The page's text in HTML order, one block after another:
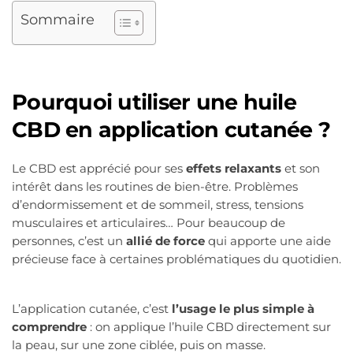
Sommaire
Pourquoi utiliser une huile
CBD en application cutanée ?
Le CBD est apprécié pour ses effets relaxants et son
intérêt dans les routines de bien-être. Problèmes
d’endormissement et de sommeil, stress, tensions
musculaires et articulaires… Pour beaucoup de
personnes, c’est un allié de force qui apporte une aide
précieuse face à certaines problématiques du quotidien.
L’application cutanée, c’est l’usage le plus simple à
comprendre : on applique l’huile CBD directement sur
la peau, sur une zone ciblée, puis on masse.